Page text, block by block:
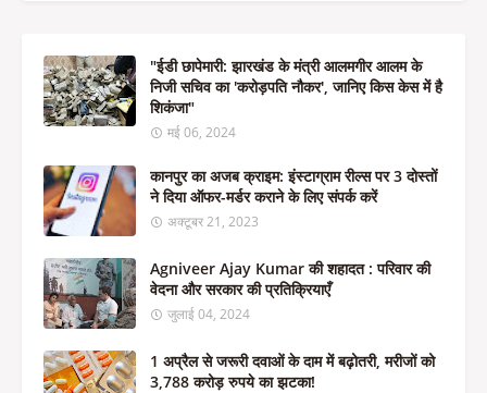
"ईडी छापेमारी: झारखंड के मंत्री आलमगीर आलम के
निजी सचिव का 'करोड़पति नौकर', जानिए किस केस में है
शिकंजा"
मई 06, 2024
कानपुर का अजब क्राइम: इंस्टाग्राम रील्स पर 3 दोस्तों
ने दिया ऑफर-मर्डर कराने के लिए संपर्क करें
अक्टूबर 21, 2023
Agniveer Ajay Kumar की शहादत : परिवार की
वेदना और सरकार की प्रतिक्रियाएँ
जुलाई 04, 2024
1 अप्रैल से जरूरी दवाओं के दाम में बढ़ोतरी, मरीजों को
3,788 करोड़ रुपये का झटका!